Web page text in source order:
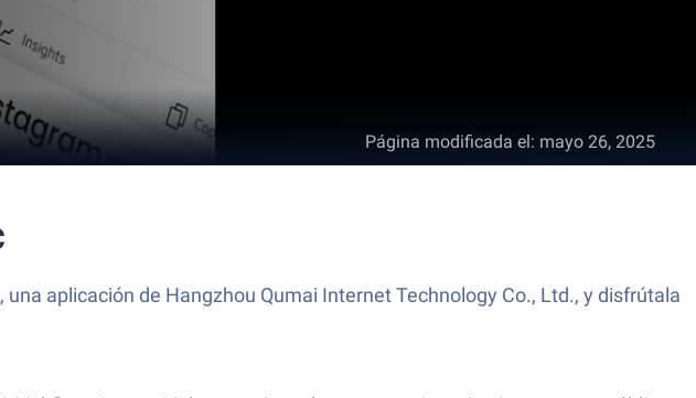
Página modificada el: mayo 26, 2025
aplicación de Hangzhou Qumai Internet Technology Co., Ltd., y disfrútala